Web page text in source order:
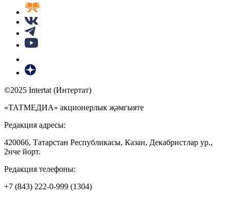
©2025 Intertat (Интертат)
«ТАТМЕДИА» акционерлык җәмгыяте
Редакция адресы:
420066, Татарстан Республикасы, Казан, Декабристлар ур.,
2нче йорт.
Редакция телефоны:
+7 (843) 222-0-999 (1304)